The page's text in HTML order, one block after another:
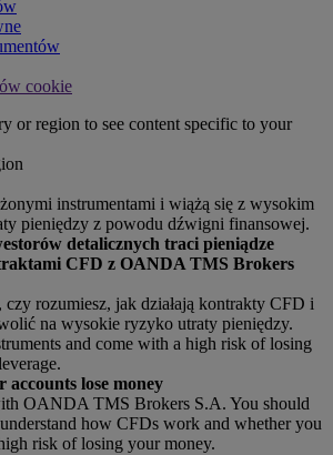
cookie
or region to see content specific to your
instrumentami i wiążą się z wysokim
pieniędzy z powodu dźwigni finansowej.
detalicznych traci pieniądze
CFD z OANDA TMS Brokers
rozumiesz, jak działają kontrakty CFD i
na wysokie ryzyko utraty pieniędzy.
and come with a high risk of losing
lose money
OANDA TMS Brokers S.A. You should
how CFDs work and whether you
risk of losing your money.